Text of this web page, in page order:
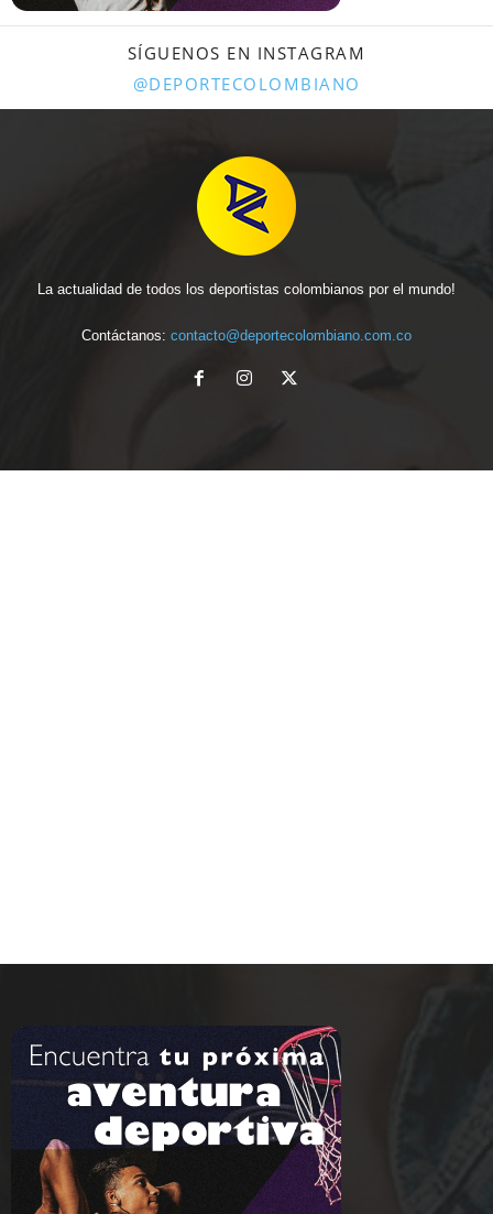
SÍGUENOS EN INSTAGRAM
@DEPORTECOLOMBIANO
La actualidad de todos los deportistas colombianos por el mundo!
Contáctanos: contacto@deportecolombiano.com.co